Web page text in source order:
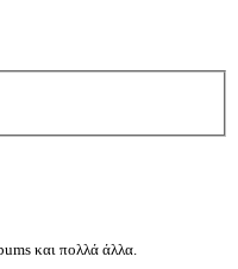
και πολλά άλλα.